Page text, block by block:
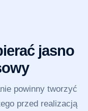
jasno
powinny tworzyć
przed realizacją